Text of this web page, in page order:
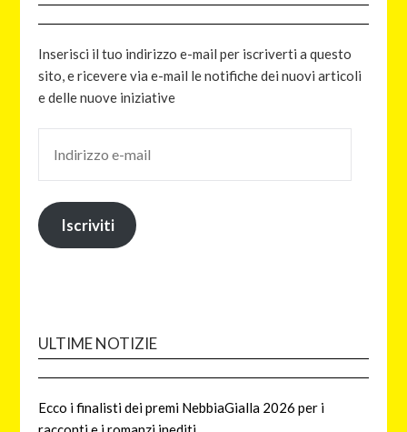
Inserisci il tuo indirizzo e-mail per iscriverti a questo
sito, e ricevere via e-mail le notifiche dei nuovi articoli
e delle nuove iniziative
Iscriviti
ULTIME NOTIZIE
Ecco i finalisti dei premi NebbiaGialla 2026 per i